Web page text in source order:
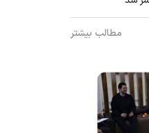
مطالب بیشتر